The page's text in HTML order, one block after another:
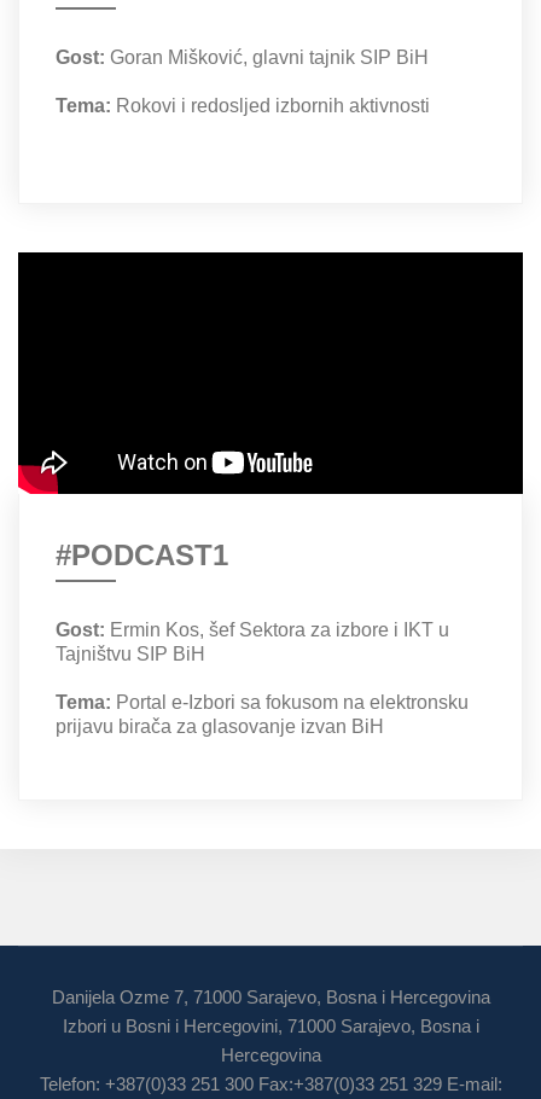
Gost: Goran Mišković, glavni tajnik SIP BiH
Tema: Rokovi i redosljed izbornih aktivnosti
#PODCAST1
Gost: Ermin Kos, šef Sektora za izbore i IKT u
Tajništvu SIP BiH
Tema: Portal e-Izbori sa fokusom na elektronsku
prijavu birača za glasovanje izvan BiH
Danijela Ozme 7, 71000 Sarajevo, Bosna i Hercegovina
Izbori u Bosni i Hercegovini, 71000 Sarajevo, Bosna i
Hercegovina
Telefon: +387(0)33 251 300 Fax:+387(0)33 251 329 E-mail: